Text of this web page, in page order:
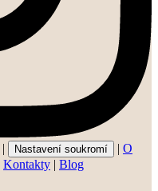
| Nastavení soukromí | O
Kontakty | Blog